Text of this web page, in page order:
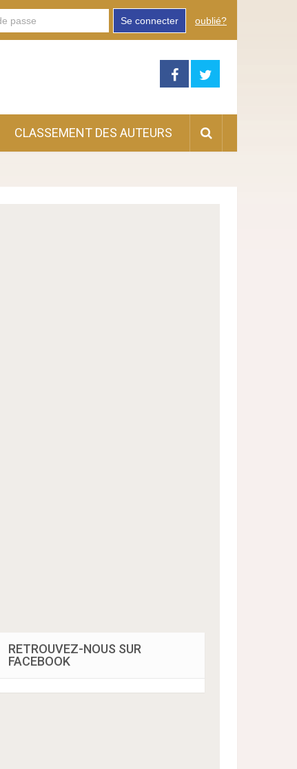
Se connecter oublié?
CLASSEMENT DES AUTEURS
RETROUVEZ-NOUS SUR
FACEBOOK